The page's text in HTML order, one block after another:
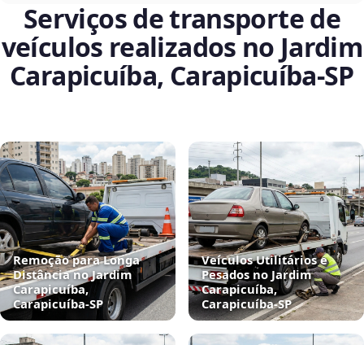
Serviços de transporte de
veículos realizados no Jardim
Carapicuíba, Carapicuíba‑SP
Remoção para Longa
Distância no Jardim
Carapicuíba,
Carapicuíba‑SP
Veículos Utilitários e
Pesados no Jardim
Carapicuíba,
Carapicuíba‑SP